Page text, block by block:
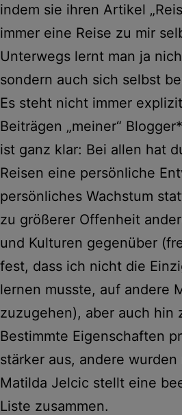
indem sie ihren Artikel
immer eine Reise zu mir
Unterwegs lernt man ja
sondern auch sich selbst
Es steht nicht immer
Beiträgen „meiner“
ist ganz klar: Bei allen hat
Reisen eine persönliche
persönliches Wachstum
zu größerer Offenheit
und Kulturen gegenüber
fest, dass ich nicht die
lernen musste, auf andere
zuzugehen), aber auch hin
Bestimmte Eigenschaften
stärker aus, andere
Matilda Jelcic stellt eine
Liste zusammen.